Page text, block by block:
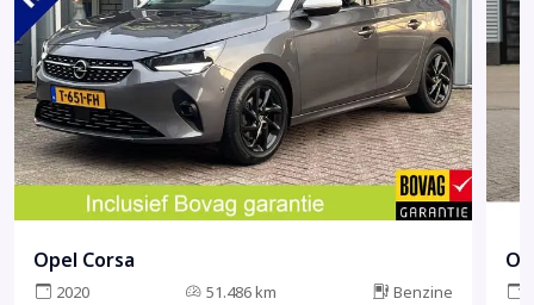
Opel Corsa
2020 51.486 km Benzine